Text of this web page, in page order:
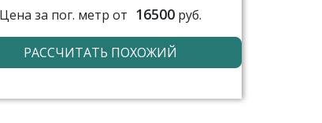
Цена за пог. метр от 16500руб.
РАССЧИТАТЬ ПОХОЖИЙ